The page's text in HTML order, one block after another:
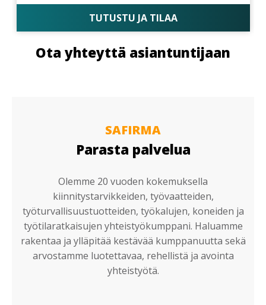
TUTUSTU JA TILAA
Ota yhteyttä asiantuntijaan
SAFIRMA
Parasta palvelua
Olemme 20 vuoden kokemuksella
kiinnitystarvikkeiden, työvaatteiden,
työturvallisuustuotteiden, työkalujen, koneiden ja
työtilaratkaisujen yhteistyökumppani. Haluamme
rakentaa ja ylläpitää kestävää kumppanuutta sekä
arvostamme luotettavaa, rehellistä ja avointa
yhteistyötä.